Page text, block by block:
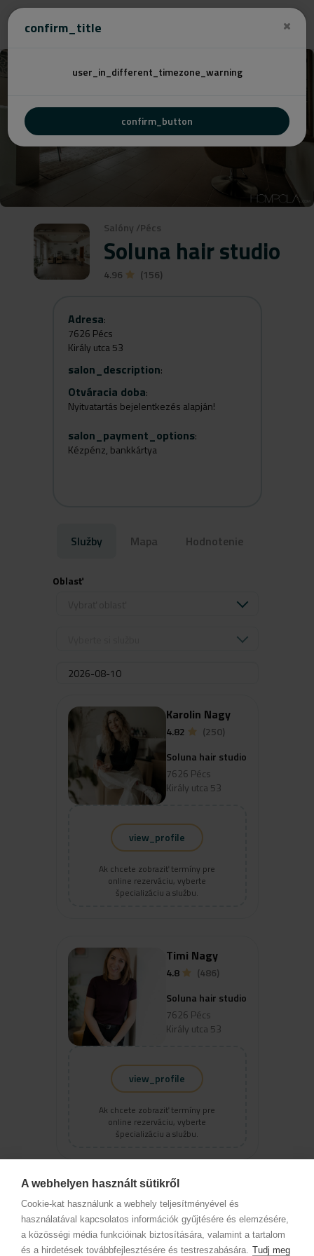
confirm_title
user_in_different_timezone_warning
confirm_button
A webhelyen használt sütikről
Cookie-kat használunk a webhely teljesítményével és
használatával kapcsolatos információk gyűjtésére és elemzésére,
a közösségi média funkcióinak biztosítására, valamint a tartalom
és a hirdetések továbbfejlesztésére és testreszabására. Tudj meg
Salóny /Pécs
Soluna hair studio
4.96 (156)
Adresa:
7626 Pécs
Király utca 53
salon_description:
Otváracia doba:
Nyitvatartás bejelentkezés alapján!
salon_payment_options:
Kézpénz, bankkártya
Služby Mapa Hodnotenie
Oblasť
view_profile
Ak chcete zobraziť termíny pre
online rezerváciu, vyberte
špecializáciu a službu.
Karolin Nagy
4.82
(250)
Soluna hair studio
7626 Pécs
Király utca 53
view_profile
Ak chcete zobraziť termíny pre
online rezerváciu, vyberte
špecializáciu a službu.
Timi Nagy
4.8
(486)
Soluna hair studio
7626 Pécs
Király utca 53
Vivian Pandur
4.93
(429)
Soluna hair studio